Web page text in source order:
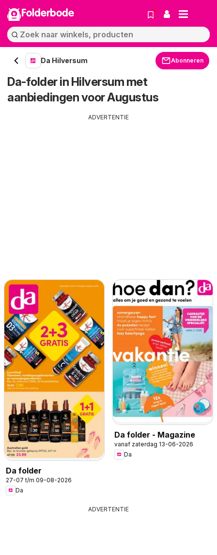
Folderbode
Da Hilversum Abonneren
Da-folder in Hilversum met
aanbiedingen voor Augustus
ADVERTENTIE
Da folder
27-07 t/m 09-08-2026
Da
Da folder - Magazine
vanaf zaterdag 13-06-2026
Da
ADVERTENTIE